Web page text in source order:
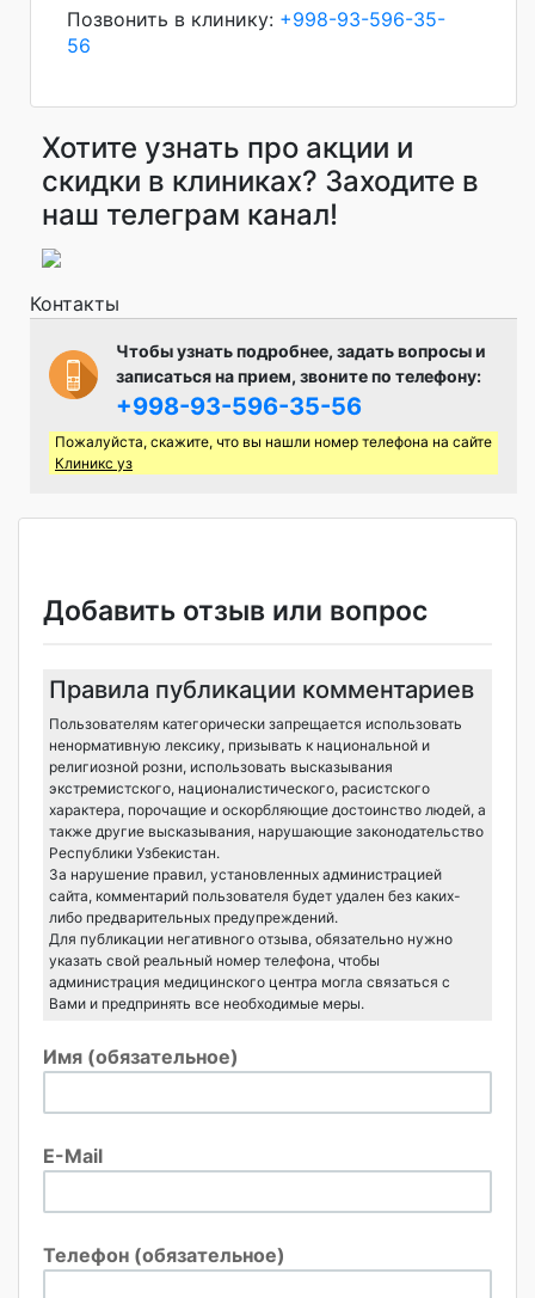
Позвонить в клинику: +998-93-596-35-
56
Хотите узнать про акции и
скидки в клиниках? Заходите в
наш телеграм канал!
Контакты
Чтобы узнать подробнее, задать вопросы и
записаться на прием, звоните по телефону:
+998-93-596-35-56
Пожалуйста, скажите, что вы нашли номер телефона на сайте
Клиникс уз
Добавить отзыв или вопрос
Правила публикации комментариев
Пользователям категорически запрещается использовать
ненормативную лексику, призывать к национальной и
религиозной розни, использовать высказывания
экстремистского, националистического, расистского
характера, порочащие и оскорбляющие достоинство людей, а
также другие высказывания, нарушающие законодательство
Республики Узбекистан.
За нарушение правил, установленных администрацией
сайта, комментарий пользователя будет удален без каких-
либо предварительных предупреждений.
Для публикации негативного отзыва, обязательно нужно
указать свой реальный номер телефона, чтобы
администрация медицинского центра могла связаться с
Вами и предпринять все необходимые меры.
Имя (обязательное)
E-Mail
Телефон (обязательное)